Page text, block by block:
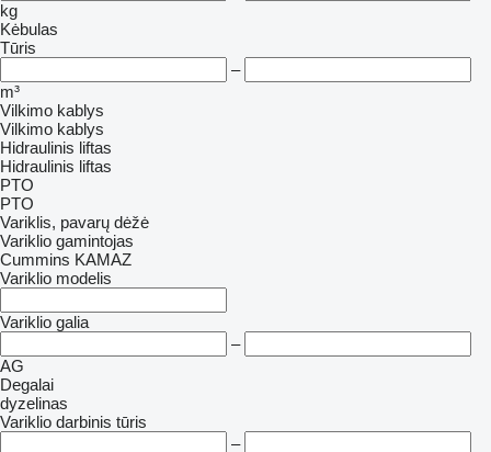
kg
Kėbulas
Tūris
–
m³
Vilkimo kablys
Vilkimo kablys
Hidraulinis liftas
Hidraulinis liftas
PTO
PTO
Variklis, pavarų dėžė
Variklio gamintojas
Cummins KAMAZ
Variklio modelis
Variklio galia
–
AG
Degalai
dyzelinas
Variklio darbinis tūris
–